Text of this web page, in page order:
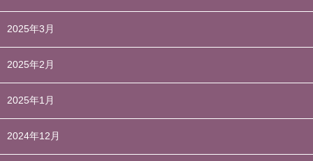
2025年3月
2025年2月
2025年1月
2024年12月